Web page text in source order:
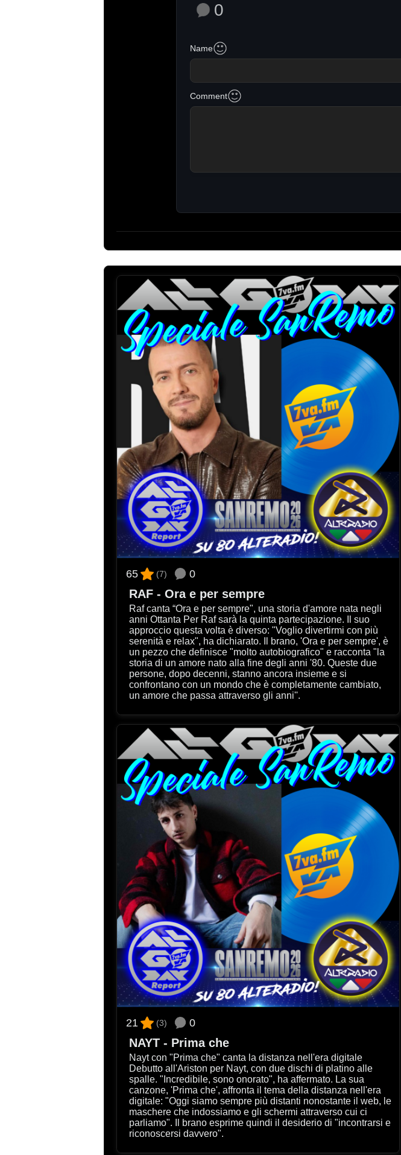
0
Name
Comment
65 (7) 0
RAF - Ora e per sempre
Raf canta “Ora e per sempre", una storia d'amore nata negli
anni Ottanta Per Raf sarà la quinta partecipazione. Il suo
approccio questa volta è diverso: "Voglio divertirmi con più
serenità e relax", ha dichiarato. Il brano, 'Ora e per sempre', è
un pezzo che definisce "molto autobiografico" e racconta "la
storia di un amore nato alla fine degli anni '80. Queste due
persone, dopo decenni, stanno ancora insieme e si
confrontano con un mondo che è completamente cambiato,
un amore che passa attraverso gli anni''.
21 (3) 0
NAYT - Prima che
Nayt con "Prima che" canta la distanza nell'era digitale
Debutto all'Ariston per Nayt, con due dischi di platino alle
spalle. "Incredibile, sono onorato", ha affermato. La sua
canzone, 'Prima che', affronta il tema della distanza nell'era
digitale: "Oggi siamo sempre più distanti nonostante il web, le
maschere che indossiamo e gli schermi attraverso cui ci
parliamo". Il brano esprime quindi il desiderio di "incontrarsi e
riconoscersi davvero".